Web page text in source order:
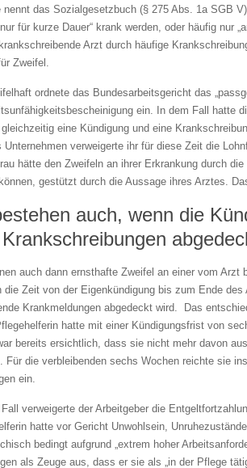
nennt das Sozialgesetzbuch (§ 275 Abs. 1a SGB
für kurze Dauer“ krank werden, oder häufig nur
Arzt durch häufige
Zweifel.
ordnete das Bundesarbeitsgericht das
ein. In dem Fall hatte
eine Kündigung und eine
Unternehmen verweigerte ihr für diese Zeit die
hätte den Zweifeln an ihrer Erkrankung durch
gestützt durch die Aussage ihres Arztes.
auch, wenn die
auch dann ernsthafte Zweifel an einer vom Arzt
die Zeit von der Eigenkündigung bis zum Ende
Krankmeldungen abgedeckt wird. Das
hatte mit einer Kündigungsfrist von
bereits ersichtlich, dass sie nicht mehr davon
Für die verbleibenden sechs Wochen reichte sie
ein.
verweigerte der Arbeitgeber die
hatte vor Gericht Unwohlsein,
bedingt aufgrund „extrem hoher
als Zeuge aus, dass er sie als „in der Pflege